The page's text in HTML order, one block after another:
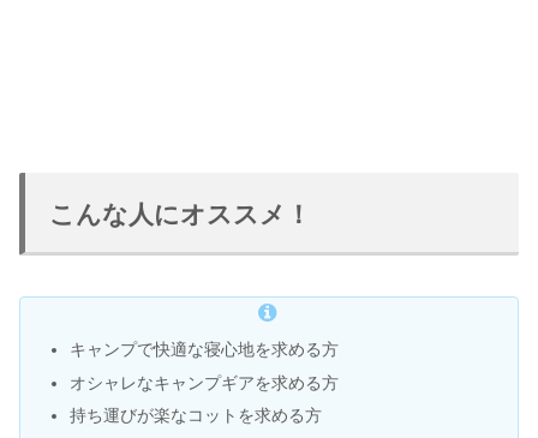
こんな人にオススメ！
キャンプで快適な寝心地を求める方
オシャレなキャンプギアを求める方
持ち運びが楽なコットを求める方